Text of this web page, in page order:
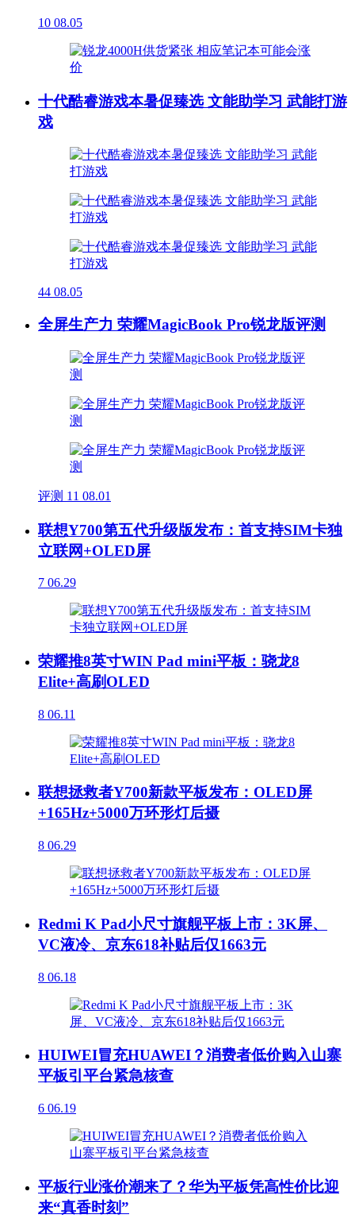
10 08.05
十代酷睿游戏本暑促臻选 文能助学习 武能打游
戏
44 08.05
全屏生产力 荣耀MagicBook Pro锐龙版评测
评测 11 08.01
联想Y700第五代升级版发布：首支持SIM卡独
立联网+OLED屏
7 06.29
荣耀推8英寸WIN Pad mini平板：骁龙8
Elite+高刷OLED
8 06.11
联想拯救者Y700新款平板发布：OLED屏
+165Hz+5000万环形灯后摄
8 06.29
Redmi K Pad小尺寸旗舰平板上市：3K屏、
VC液冷、京东618补贴后仅1663元
8 06.18
HUIWEI冒充HUAWEI？消费者低价购入山寨
平板引平台紧急核查
6 06.19
平板行业涨价潮来了？华为平板凭高性价比迎
来“真香时刻”